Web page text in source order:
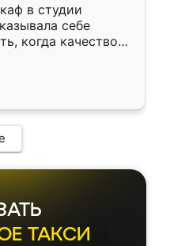
в студии
себе
когда качеством
кухня уже почти
ТАКСИ